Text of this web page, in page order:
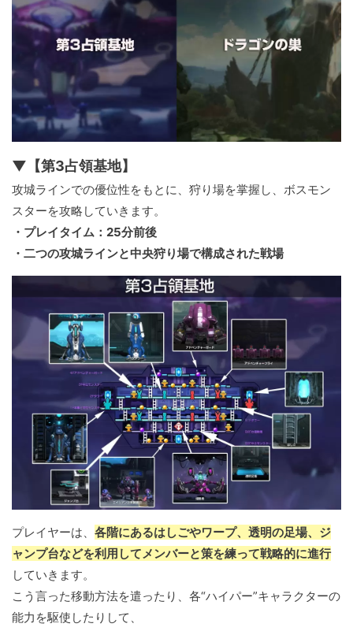
▼【第3占領基地】
攻城ラインでの優位性をもとに、狩り場を掌握し、ボスモン
スターを攻略していきます。
・プレイタイム：25分前後
・二つの攻城ラインと中央狩り場で構成された戦場
プレイヤーは、 各階にあるはしごやワープ、透明の足場、ジ
ャンプ台などを利用してメンバーと策を練って戦略的に進行
していきます。
こう言った移動方法を遣ったり、各“ハイパー”キャラクターの
能力を駆使したりして、